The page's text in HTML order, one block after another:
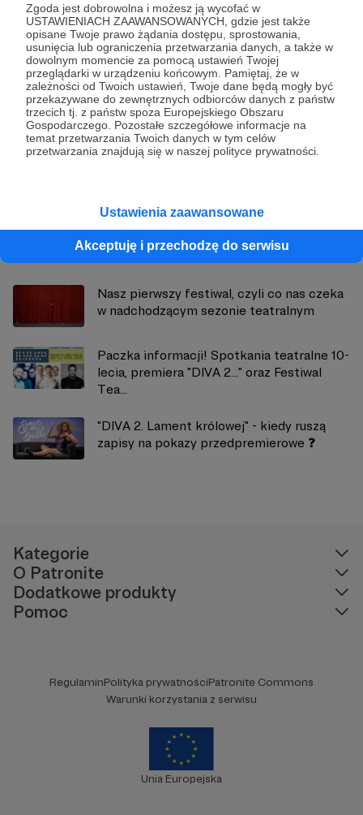
Zgoda jest dobrowolna i możesz ją wycofać w
USTAWIENIACH ZAAWANSOWANYCH, gdzie jest także
opisane Twoje prawo żądania dostępu, sprostowania,
usunięcia lub ograniczenia przetwarzania danych, a także w
dowolnym momencie za pomocą ustawień Twojej
przeglądarki w urządzeniu końcowym. Pamiętaj, że w
zależności od Twoich ustawień, Twoje dane będą mogły być
przekazywane do zewnętrznych odbiorców danych z państw
trzecich tj. z państw spoza Europejskiego Obszaru
Gospodarczego. Pozostałe szczegółowe informacje na
temat przetwarzania Twoich danych w tym celów
przetwarzania znajdują się w naszej polityce prywatności.
Ustawienia zaawansowane
Akceptuję i przechodzę do serwisu
Udostępnij
Teatr Kamila Maćkowiaka
Zobacz również
Nasz pierwszy festiwal, czyli co nas czeka
w nadchodzącym sezonie teatralnym
Paczka informacji! Spotkania teatralne 10-
lecia, premiera "DIVA 2..." oraz Festiwal
Tea...
"DIVA 2. Lament królowej" - kiedy ruszą
zapisy na pokazy przedpremierowe ❓
Kategorie
O Patronite
Dodatkowe produkty
Pomoc
RegulaminPolityka prywatnościPatronite Commons
Warunki korzystania z serwisu
Unia Europejska